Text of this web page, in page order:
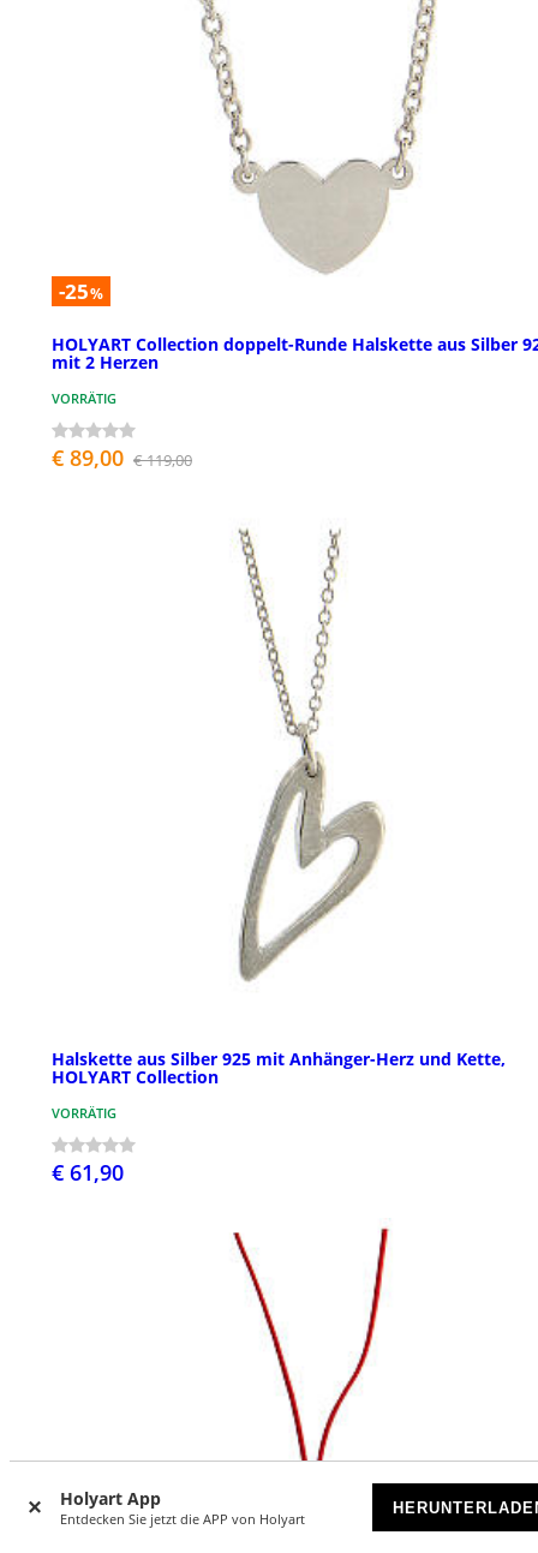
Holyart App
Entdecken Sie jetzt die APP von Holyart
-25%
HOLYART Collection doppelt-Runde Halskette aus Silber
mit 2 Herzen
VORRÄTIG
€ 89,00 € 119,00
Halskette aus Silber 925 mit Anhänger-Herz und Kette,
HOLYART Collection
VORRÄTIG
€ 61,90